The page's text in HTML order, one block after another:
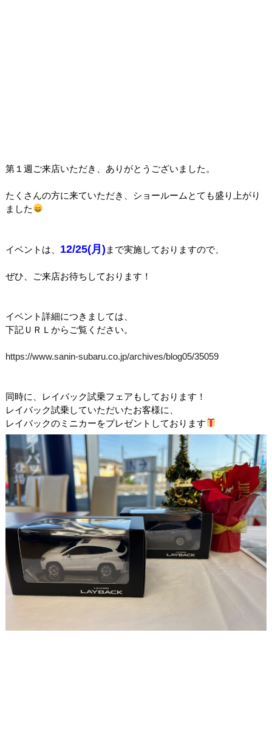
第１週ご来店いただき、ありがとうございました。
たくさんの方に来ていただき、ショールームとても盛り上がり
ました
イベントは、 12/25(月) まで実施しておりますので、
ぜひ、ご来店お待ちしております！
イベント詳細につきましては、
下記ＵＲＬからご覧ください。
https://www.sanin-subaru.co.jp/archives/blog05/35059
同時に、レイバック試乗フェアもしております！
レイバック試乗していただいたお客様に、
レイバックのミニカーをプレゼントしております